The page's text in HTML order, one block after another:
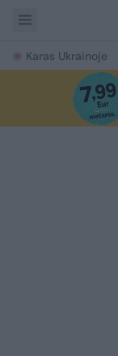
Karas Ukrainoje